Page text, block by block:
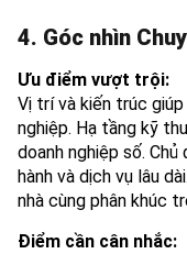
4. Góc nhìn
Ưu điểm vượt trội:
Vị trí và kiến trúc
nghiệp. Hạ tầng kỹ
doanh nghiệp số.
hành và dịch vụ lâu
nhà cùng phân khúc
Điểm cần cân nhắc: